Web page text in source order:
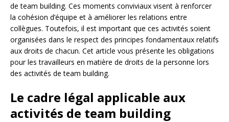
de team building. Ces moments conviviaux visent à renforcer
la cohésion d’équipe et à améliorer les relations entre
collègues. Toutefois, il est important que ces activités soient
organisées dans le respect des principes fondamentaux relatifs
aux droits de chacun. Cet article vous présente les obligations
pour les travailleurs en matière de droits de la personne lors
des activités de team building.
Le cadre légal applicable aux
activités de team building